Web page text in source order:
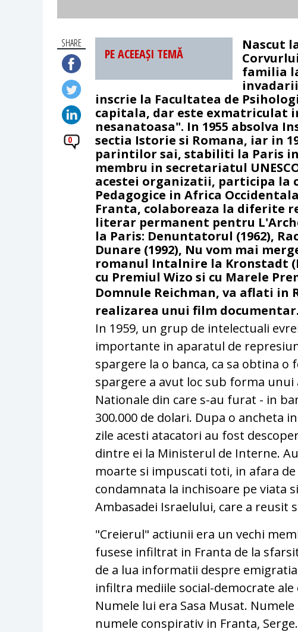
SHARE
0
PE ACEEAȘI TEMĂ
Nascut
familia
invadarii
inscrie la Facultatea de
capitala, dar este exmatriculat
nesanatoasa". In 1955 absolva
sectia Istorie si Romana, iar in
parintilor sai, stabiliti la Paris
membru in secretariatul
acestei organizatii, participa la
Pedagogice in Africa
Franta, colaboreaza la diferite
literar permanent pentru
la Paris: Denuntatorul (1962),
Dunare (1992), Nu vom mai
romanul Intalnire la Kronstadt
cu Premiul Wizo si cu Marele
Domnule Reichman, va aflati
realizarea unui film
In 1959, un grup de intelectuali
importante in aparatul de
spargere la o banca, ca sa obtina o
spargere a avut loc sub forma
Nationale din care s-au furat - in
300.000 de dolari. Dupa o ancheta
zile acesti atacatori au fost
dintre ei la Ministerul de Interne.
moarte si impuscati toti, in afara
condamnata la inchisoare pe viata
Ambasadei Israelului, care a reusit
"Creierul" actiunii era un vechi
fusese infiltrat in Franta de la
de a lua informatii despre
infiltra mediile social-democrate
Numele lui era Sasa Musat.
numele conspirativ in Franta,